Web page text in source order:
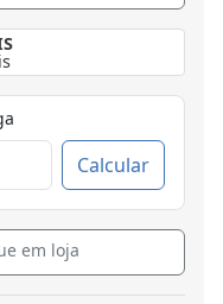
Calcular
em loja